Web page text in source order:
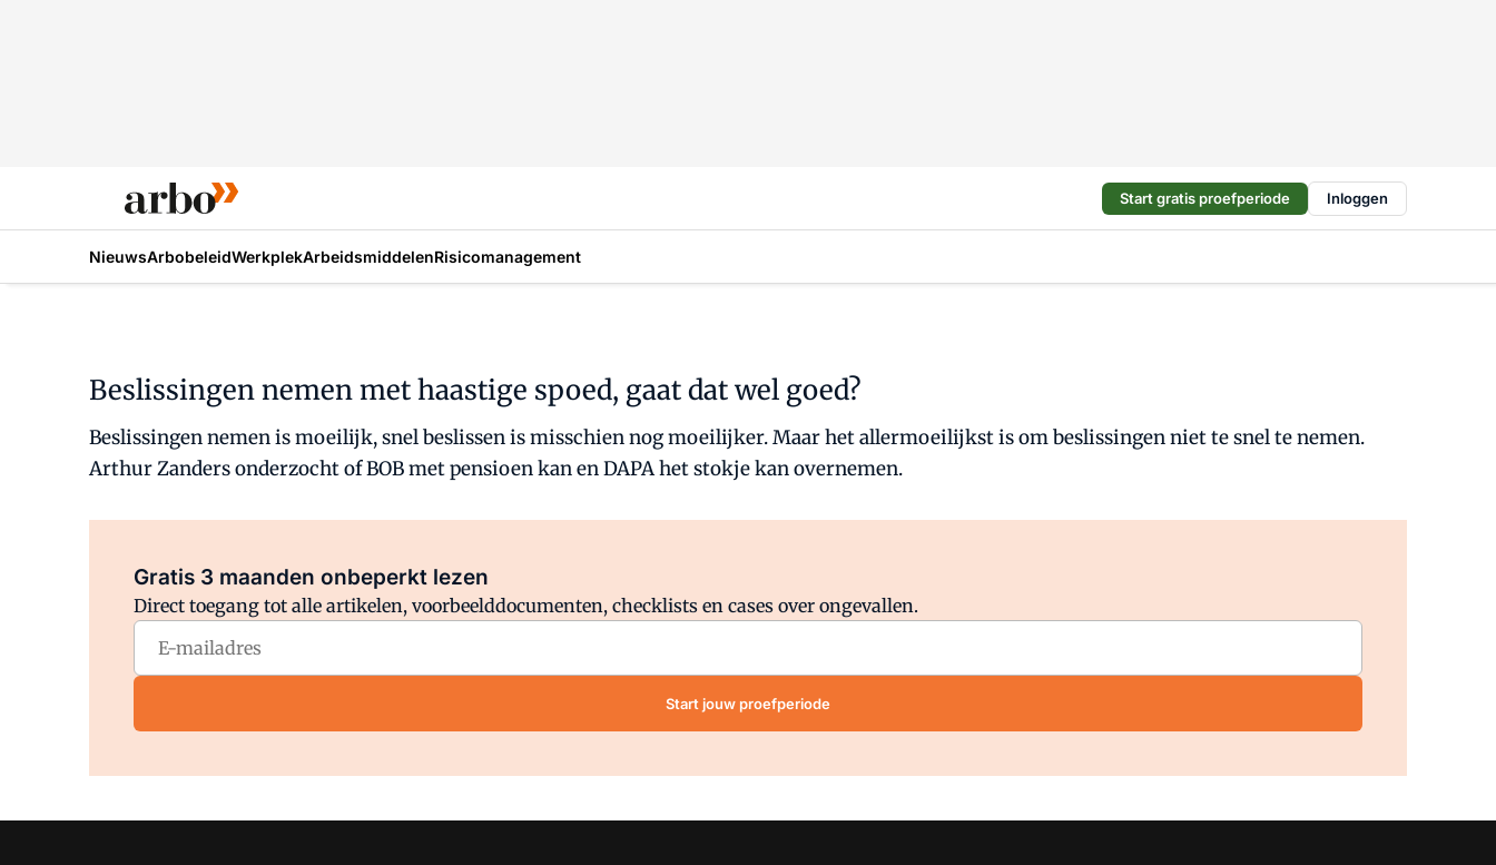
Start gratis proefperiode Inloggen
NieuwsArbobeleidWerkplekArbeidsmiddelenRisicomanagement
Beslissingen nemen met haastige spoed, gaat dat wel goed?
Beslissingen nemen is moeilijk, snel beslissen is misschien nog moeilijker. Maar het allermoeilijkst is om beslissingen niet te snel te nemen.
Arthur Zanders onderzocht of BOB met pensioen kan en DAPA het stokje kan overnemen.
Gratis 3 maanden onbeperkt lezen
Direct toegang tot alle artikelen, voorbeelddocumenten, checklists en cases over ongevallen.
Start jouw proefperiode